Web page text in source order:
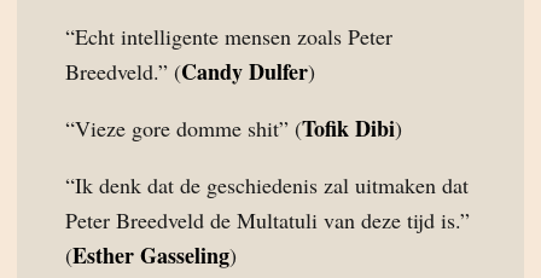
“Echt intelligente mensen zoals Peter
Breedveld.” (Candy Dulfer)
“Vieze gore domme shit” (Tofik Dibi)
“Ik denk dat de geschiedenis zal uitmaken dat
Peter Breedveld de Multatuli van deze tijd is.”
(Esther Gasseling)